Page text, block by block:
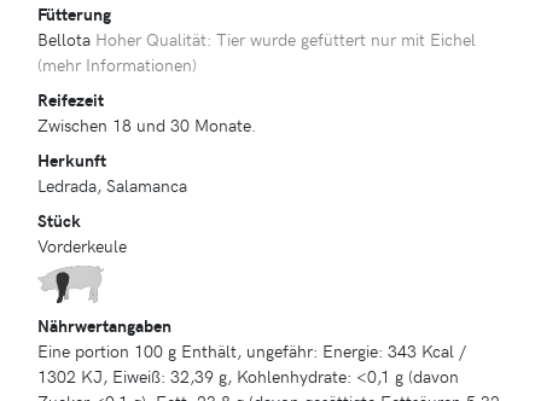
Fütterung
Bellota Hoher Qualität: Tier wurde gefüttert nur mit Eichel
(mehr Informationen)
Reifezeit
Zwischen 18 und 30 Monate.
Herkunft
Ledrada, Salamanca
Stück
Vorderkeule
Nährwertangaben
Eine portion 100 g Enthält, ungefähr: Energie: 343 Kcal /
1302 KJ, Eiweiß: 32,39 g, Kohlenhydrate: <0,1 g (davon